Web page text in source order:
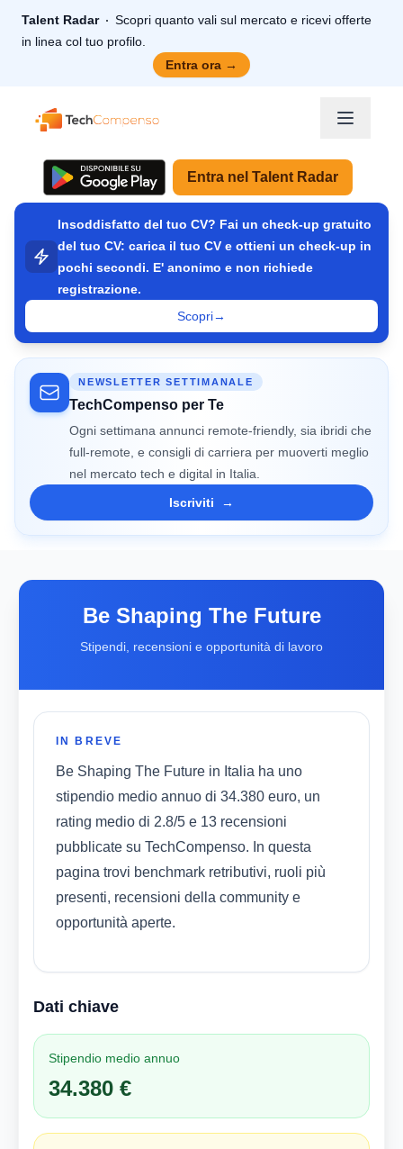
Talent Radar
Scopri quanto vali sul mercato e ricevi offerte
in linea col tuo profilo.
Entra ora →
TechCompenso
Entra nel Talent Radar
Insoddisfatto del tuo CV? Fai un check-up gratuito
del tuo CV: carica il tuo CV e ottieni un check-up in
pochi secondi. E' anonimo e non richiede
registrazione.
Scopri→
NEWSLETTER SETTIMANALE
TechCompenso per Te
Ogni settimana annunci remote-friendly, sia ibridi che
full-remote, e consigli di carriera per muoverti meglio
nel mercato tech e digital in Italia.
Iscriviti
→
Be Shaping The Future
Stipendi, recensioni e opportunità di lavoro
IN BREVE
Be Shaping The Future in Italia ha uno
stipendio medio annuo di 34.380 euro, un
rating medio di 2.8/5 e 13 recensioni
pubblicate su TechCompenso. In questa
pagina trovi benchmark retributivi, ruoli più
presenti, recensioni della community e
opportunità aperte.
Dati chiave
Stipendio medio annuo
34.380 €